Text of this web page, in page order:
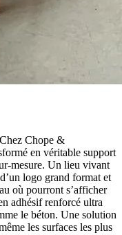
Chope &
en véritable support
mesure. Un lieu vivant
logo grand format et
où pourront s’afficher
adhésif renforcé ultra
le béton. Une solution
les surfaces les plus